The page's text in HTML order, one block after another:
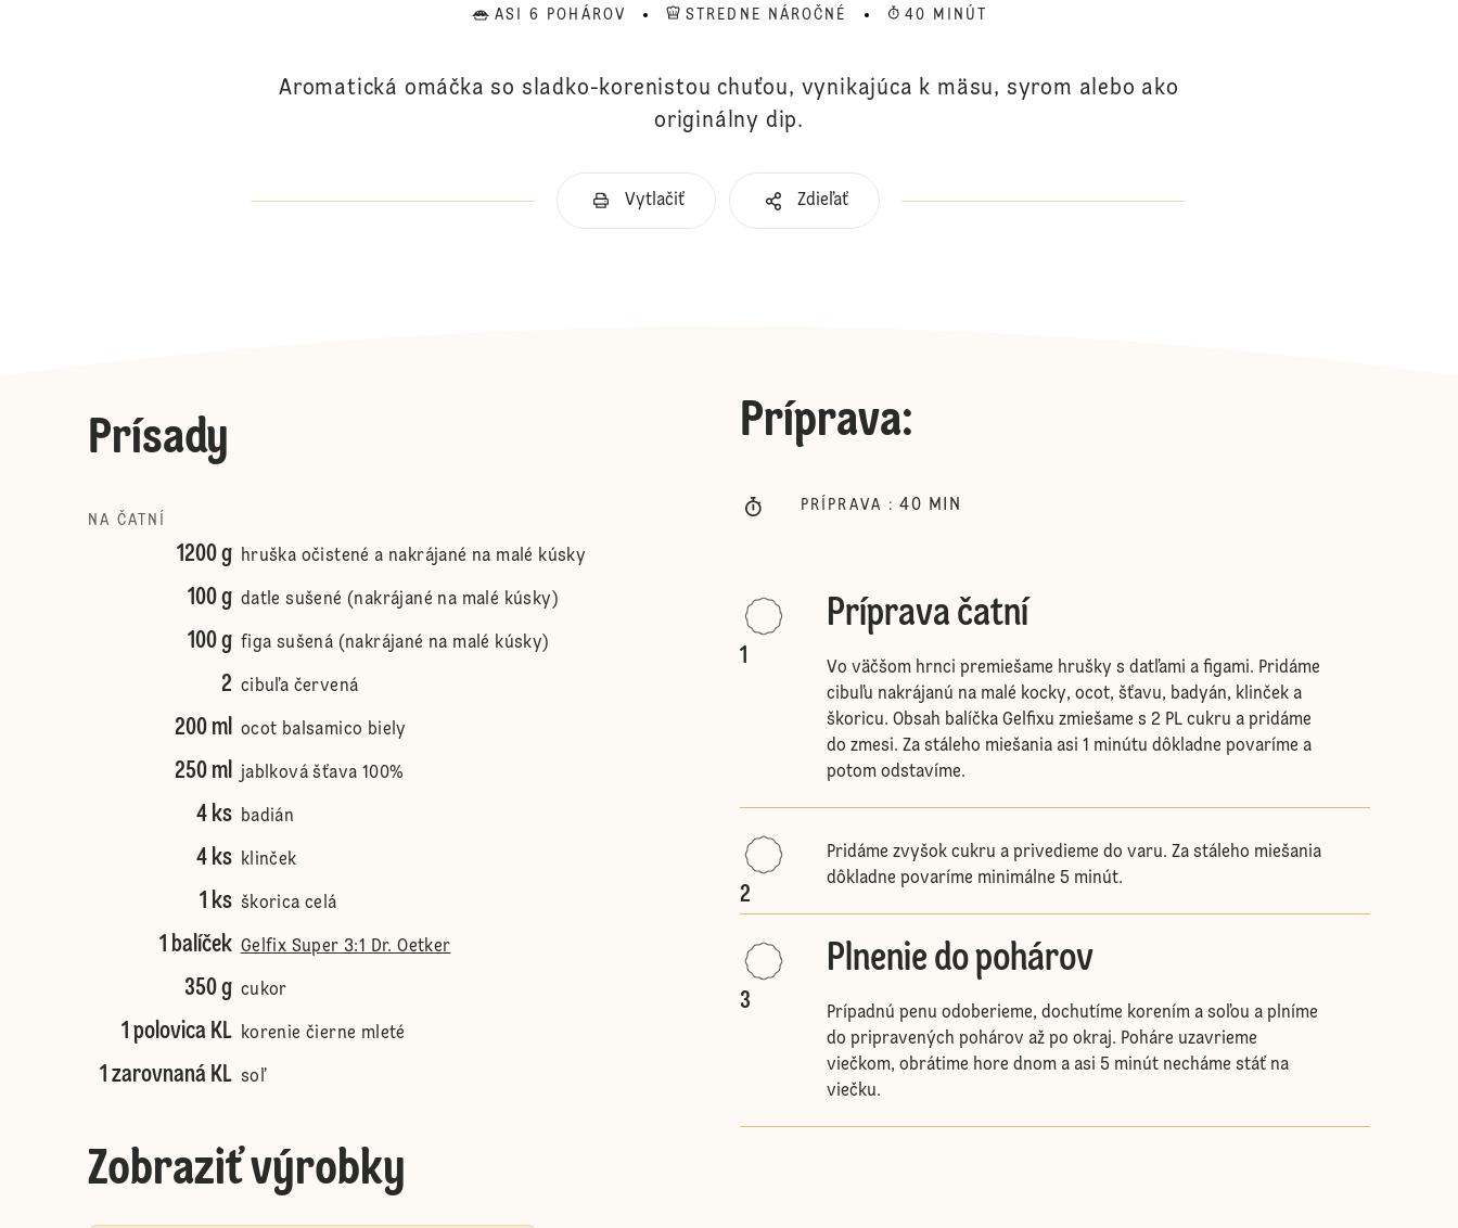
ASI 6 POHÁROV STREDNE NÁROČNÉ 40 MINÚT
Aromatická omáčka so sladko-korenistou chuťou, vynikajúca k mäsu, syrom alebo ako
originálny dip.
Vytlačiť Zdieľať
Prísady
NA ČATNÍ
1200 g hruška očistené a nakrájané na malé kúsky
100 g datle sušené (nakrájané na malé kúsky)
100 g figa sušená (nakrájané na malé kúsky)
2 cibuľa červená
200 ml ocot balsamico biely
250 ml jablková šťava 100%
4 ks badián
4 ks klinček
1 ks škorica celá
1 balíček Gelfix Super 3:1 Dr. Oetker
350 g cukor
1 polovica KL korenie čierne mleté
1 zarovnaná KL soľ
Zobraziť výrobky
Príprava:
PRÍPRAVA : 40 MIN
1
Príprava čatní
Vo väčšom hrnci premiešame hrušky s datľami a figami. Pridáme
cibuľu nakrájanú na malé kocky, ocot, šťavu, badyán, klinček a
škoricu. Obsah balíčka Gelfixu zmiešame s 2 PL cukru a pridáme
do zmesi. Za stáleho miešania asi 1 minútu dôkladne povaríme a
potom odstavíme.
2
Pridáme zvyšok cukru a privedieme do varu. Za stáleho miešania
dôkladne povaríme minimálne 5 minút.
3
Plnenie do pohárov
Prípadnú penu odoberieme, dochutíme korením a soľou a plníme
do pripravených pohárov až po okraj. Poháre uzavrieme
viečkom, obrátime hore dnom a asi 5 minút necháme stáť na
viečku.